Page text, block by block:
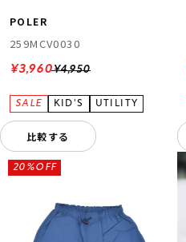
POLER
259MCV0030
¥4,950
¥3,960
比較する
20%OFF